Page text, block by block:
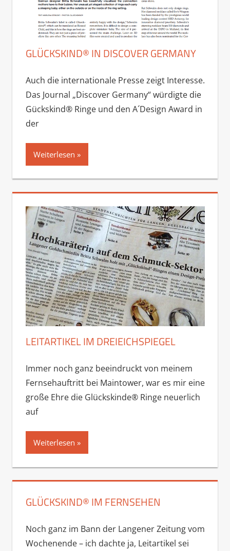
GLÜCKSKIND® IN DISCOVER GERMANY
Auch die internationale Presse zeigt Interesse.
Das Journal „Discover Germany“ würdigte die
Gückskind® Ringe und den A´Design Award in
der
Weiterlesen
LEITARTIKEL IM DREIEICHSPIEGEL
Immer noch ganz beeindruckt von meinem
Fernsehauftritt bei Maintower, war es mir eine
große Ehre die Glückskinde® Ringe neuerlich
auf
Weiterlesen
GLÜCKSKIND® IM FERNSEHEN
Noch ganz im Bann der Langener Zeitung vom
Wochenende – ich dachte ja, Leitartikel sei